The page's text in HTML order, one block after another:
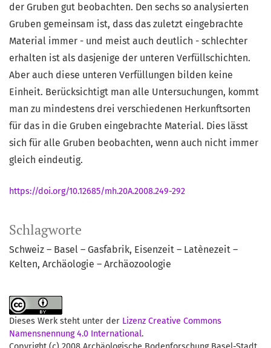
Schlagworte
Schweiz – Basel – Gasfabrik Eisenzeit – Latènezeit –
Kelten Archäologie – Archäozoologie
der Gruben gut beobachten. Den sechs so analysierten
Gruben gemeinsam ist, dass das zuletzt eingebrachte
Material immer - und meist auch deutlich - schlechter
erhalten ist als dasjenige der unteren Verfüllschichten.
Aber auch diese unteren Verfüllungen bilden keine
Einheit. Berücksichtigt man alle Untersuchungen, kommt
man zu mindestens drei verschiedenen Herkunftsorten
für das in die Gruben eingebrachte Material. Dies lässt
sich für alle Gruben beobachten, wenn auch nicht immer
gleich eindeutig.
https://doi.org/10.12685/mh.20A.2008.249-292
Dieses Werk steht unter der Lizenz Creative Commons
Namensnennung 4.0 International.